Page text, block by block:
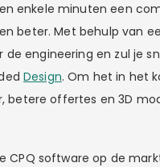
enkele minuten een
beter. Met behulp van
de engineering en zul je
Design. Om het in het
betere offertes en 3D
CPQ software op de